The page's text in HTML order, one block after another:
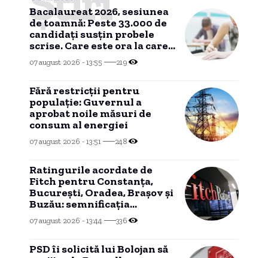
Bacalaureat 2026, sesiunea
de toamnă: Peste 33.000 de
candidați susțin probele
scrise. Care este ora la care
începe primul examen?
07 august 2026 - 13:55 219
Fără restricții pentru
populație: Guvernul a
aprobat noile măsuri de
consum al energiei
07 august 2026 - 13:51 248
Ratingurile acordate de
Fitch pentru Constanța,
București, Oradea, Brașov și
Buzău: semnificația
acestora și relația cu
ratingul de țară.
07 august 2026 - 13:44 336
PSD îi solicită lui Bolojan să